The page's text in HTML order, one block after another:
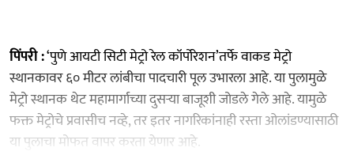
पिंपरी :‘पुणे आयटी सिटी मेट्रो रेल कॉर्पोरेशन’तर्फे वाकड मेट्रो
स्थानकावर ६० मीटर लांबीचा पादचारी पूल उभारला आहे. या पुलामुळे
मेट्रो स्थानक थेट महामार्गाच्या दुसऱ्या बाजूशी जोडले गेले आहे. यामुळे
फक्त मेट्रोचे प्रवासीच नव्हे, तर इतर नागरिकांनाही रस्ता ओलांडण्यासाठी
या पुलाचा मोफत वापर करता येणार आहे.